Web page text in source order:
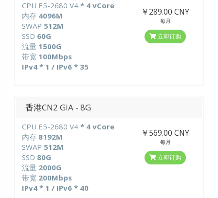
CPU E5-2680 V4 * 4 vCore
内存 4096M
SWAP 512M
SSD 60G
流量 1500G
带宽 100Mbps
IPv4 * 1 / IPv6 * 35
￥289.00 CNY
每月
立即订购
香港CN2 GIA - 8G
CPU E5-2680 V4 * 4 vCore
内存 8192M
SWAP 512M
SSD 80G
流量 2000G
带宽 200Mbps
IPv4 * 1 / IPv6 * 40
￥569.00 CNY
每月
立即订购